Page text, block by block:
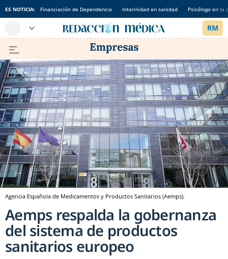
ES NOTICIA: Financiación de Dependencia Interinidad en sanidad Psicólogo en la
Agencia Española de Medicamentos y Productos Sanitarios (Aemps).
Aemps respalda la gobernanza
del sistema de productos
sanitarios europeo